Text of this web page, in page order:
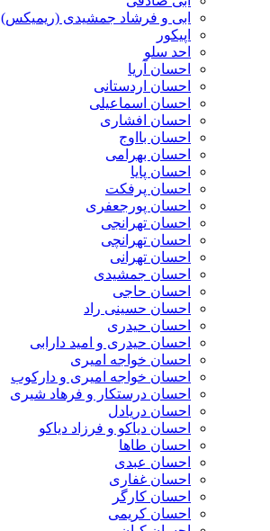
ابی و فرشاد جمشیدی (ریمیکس)
اپیکور
احد سلو
احسان آریا
احسان اردستانی
احسان اسماعیلی
احسان افشاری
احسان بااوج
احسان بهرامی
احسان پایا
احسان پرفکت
احسان پورجعفری
احسان تهرانجی
احسان تهرانچی
احسان تهرانی
احسان جمشیدی
احسان حاجی
احسان حسینی راد
احسان حیدری
احسان حیدری و امید دارابی
احسان خواجه امیری
احسان خواجه امیری و دارکوب
احسان درستكار و فرهاد شيرى
احسان دریادل
احسان دیاکو و فرزاد دیاکو
احسان طاها
احسان عبدی
احسان غفاری
احسان کارگر
احسان کریمی